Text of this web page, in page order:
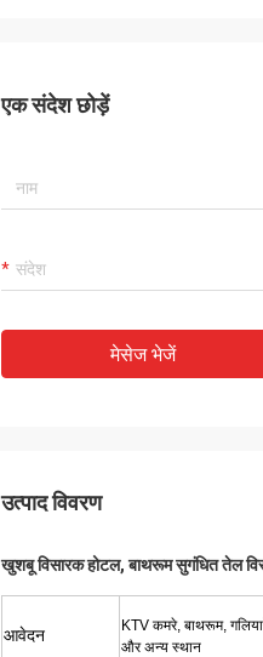
एक संदेश छोड़ें
मेसेज भेजें
उत्पाद विवरण
खुशबू विसारक होटल, बाथरूम सुगंधित तेल
आवेदन
KTV कमरे, बाथरूम,
और अन्य स्थान